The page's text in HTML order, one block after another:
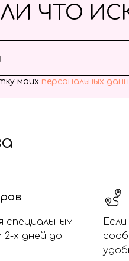
моих персональных
ЧТО
х дней до